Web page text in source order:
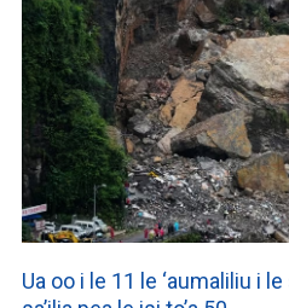
Ua oo i le 11 le ‘aumaliliu i